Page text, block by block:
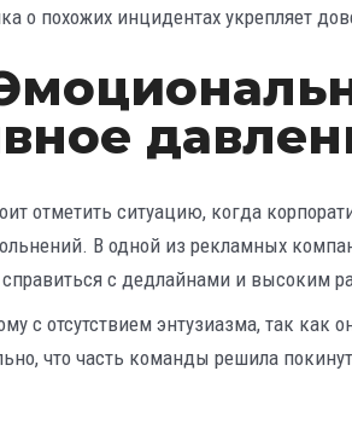
о похожих инцидентах укрепляет
отметить ситуацию, когда
В одной из рекламных
справиться с дедлайнами и высоким
с отсутствием энтузиазма, так как
что часть команды решила